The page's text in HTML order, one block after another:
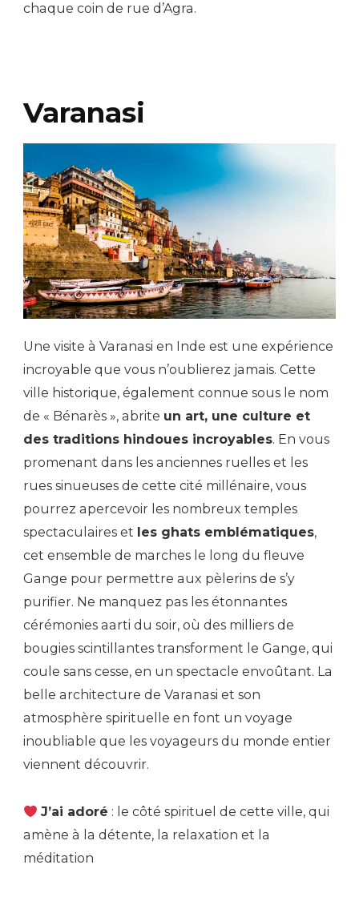
chaque coin de rue d’Agra.
Varanasi
Une visite à Varanasi en Inde est une expérience
incroyable que vous n’oublierez jamais. Cette
ville historique, également connue sous le nom
de « Bénarès », abrite un art, une culture et
des traditions hindoues incroyables. En vous
promenant dans les anciennes ruelles et les
rues sinueuses de cette cité millénaire, vous
pourrez apercevoir les nombreux temples
spectaculaires et les ghats emblématiques,
cet ensemble de marches le long du fleuve
Gange pour permettre aux pèlerins de s’y
purifier. Ne manquez pas les étonnantes
cérémonies aarti du soir, où des milliers de
bougies scintillantes transforment le Gange, qui
coule sans cesse, en un spectacle envoûtant. La
belle architecture de Varanasi et son
atmosphère spirituelle en font un voyage
inoubliable que les voyageurs du monde entier
viennent découvrir.
J’ai adoré : le côté spirituel de cette ville, qui
amène à la détente, la relaxation et la
méditation